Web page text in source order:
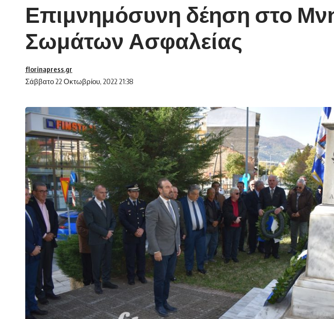
Επιμνημόσυνη δέηση στο
Σωμάτων Ασφαλείας
Σάββατο 22 Οκτωβρίου, 2022 21:38
florinapress.gr